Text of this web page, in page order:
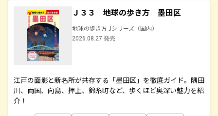
Ｊ３３ 地球の歩き方 墨田区
地球の歩き方 Jシリーズ（国内）
2026.08.27 発売
江戸の面影と新名所が共存する「墨田区」を徹底ガイド。隅田
川、両国、向島、押上、錦糸町など、歩くほど奥深い魅力を紹
介！